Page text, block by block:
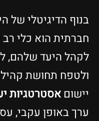
בנוף הדיגיטלי של
חברתית הוא כלי
לקהל היעד שלהם,
ולטפח תחושת
יישום אסטרטגיות
ערך באופן עקבי,